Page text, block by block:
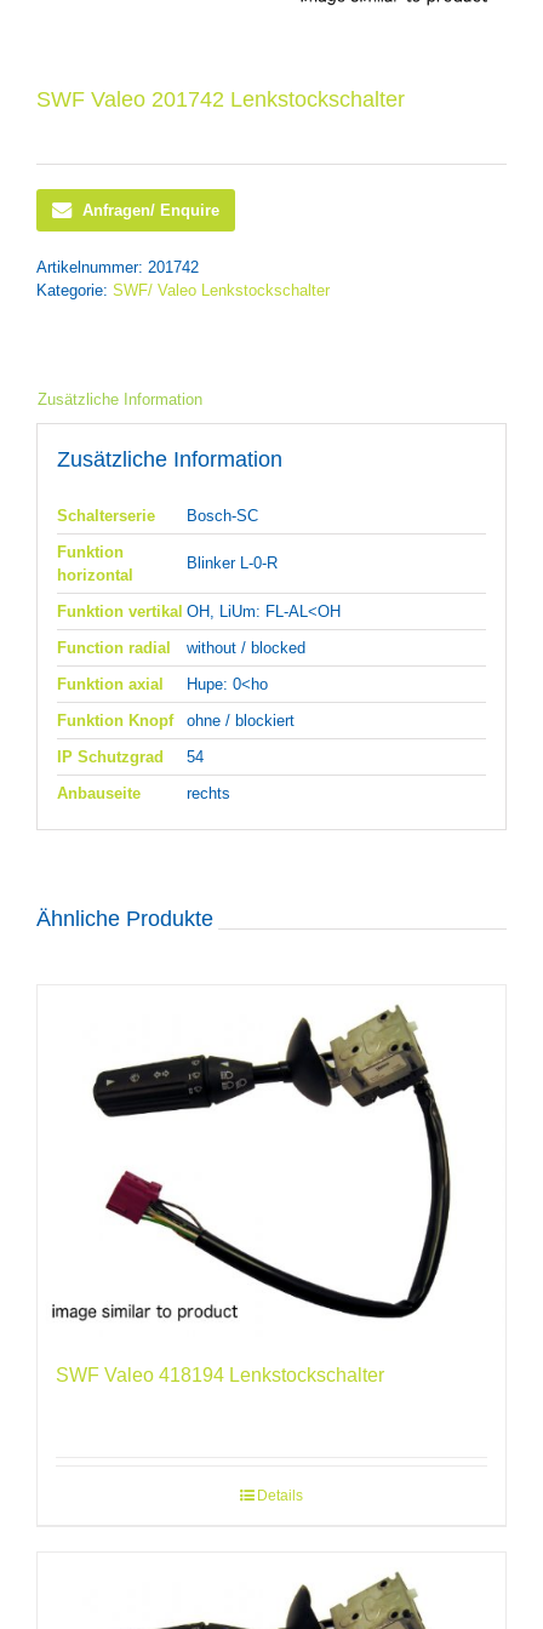
SWF Valeo 201742 Lenkstockschalter
Anfragen/ Enquire
Artikelnummer: 201742
Kategorie: SWF/ Valeo Lenkstockschalter
Zusätzliche Information
Zusätzliche Information
Schalterserie
Bosch-SC
Funktion
horizontal
Blinker L-0-R
Funktion vertikal OH, LiUm: FL-AL<OH
Function radial
without / blocked
Funktion axial
Hupe: 0<ho
Funktion Knopf
ohne / blockiert
IP Schutzgrad
54
Anbauseite
rechts
Ähnliche Produkte
SWF Valeo 418194 Lenkstockschalter
Details